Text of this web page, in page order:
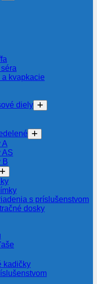
a kvapkacie
diely
A
AS
B
s príslušenstvom
dosky
kadičky